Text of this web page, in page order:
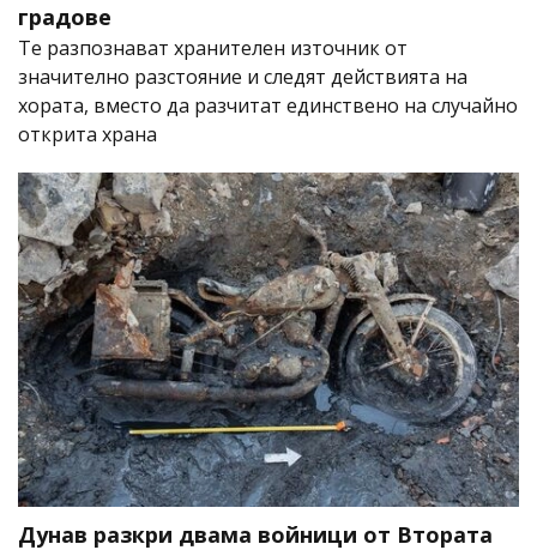
градове
Те разпознават хранителен източник от
значително разстояние и следят действията на
хората, вместо да разчитат единствено на случайно
открита храна
Дунав разкри двама войници от Втората